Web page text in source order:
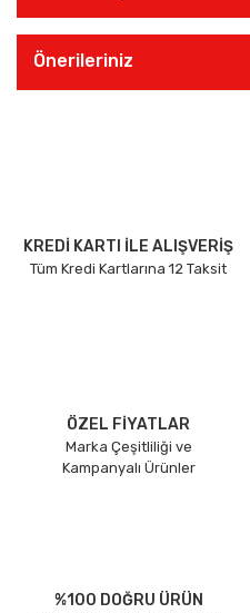
Önerileriniz
KREDİ KARTI İLE ALIŞVERİŞ
Tüm Kredi Kartlarına 12 Taksit
ÖZEL FİYATLAR
Marka Çeşitliliği ve
Kampanyalı Ürünler
%100 DOĞRU ÜRÜN